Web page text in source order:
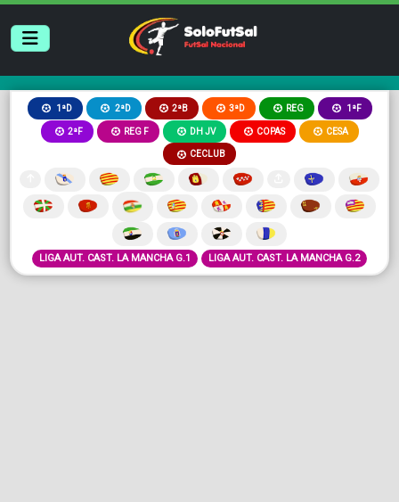
1ªD 2ªD 2ªB 3ªD REG 1ªF
2ªF REG F DH JV COPAS CESA
CECLUB
LIGA AUT. CAST. LA MANCHA G.1 LIGA AUT. CAST. LA MANCHA G.2